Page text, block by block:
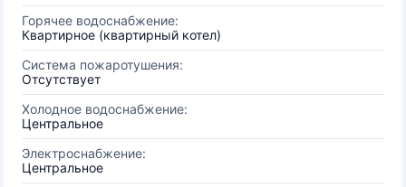
Горячее водоснабжение:
Квартирное (квартирный котел)
Система пожаротушения:
Отсутствует
Холодное водоснабжение:
Центральное
Электроснабжение:
Центральное